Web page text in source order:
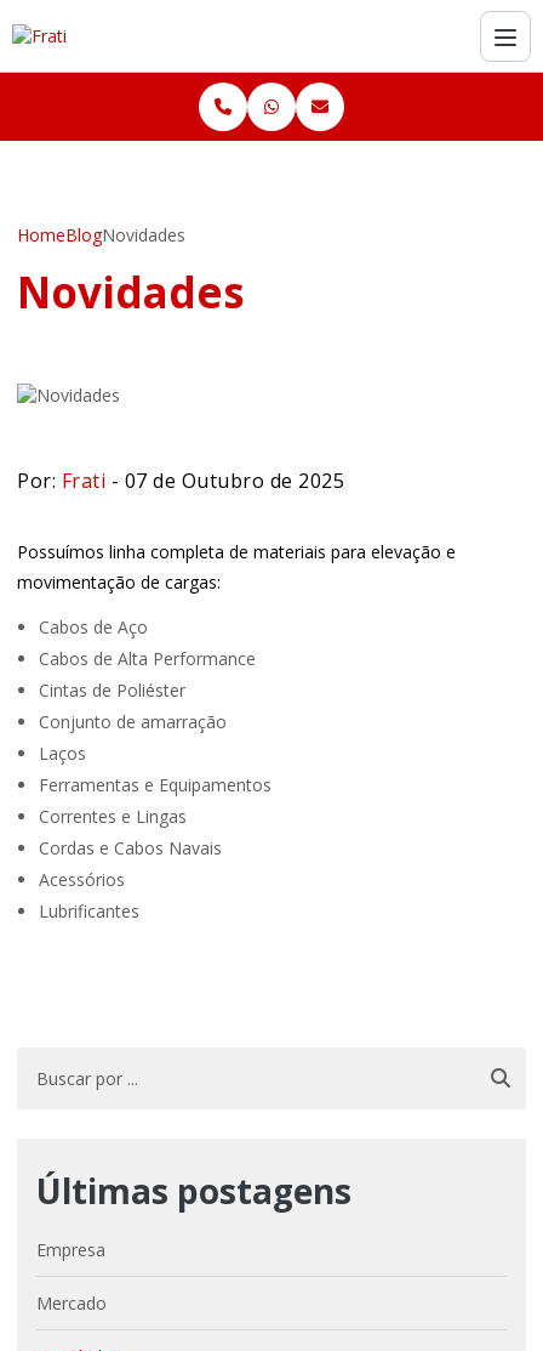
HomeBlogNovidades
Novidades
Por: Frati - 07 de Outubro de 2025
Possuímos linha completa de materiais para elevação e
movimentação de cargas:
Cabos de Aço
Cabos de Alta Performance
Cintas de Poliéster
Conjunto de amarração
Laços
Ferramentas e Equipamentos
Correntes e Lingas
Cordas e Cabos Navais
Acessórios
Lubrificantes
Últimas postagens
Empresa
Mercado